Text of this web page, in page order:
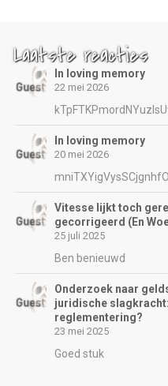
Laatste reacties
In loving memory
22 mei 2026
In loving memory
20 mei 2026
Vitesse lijkt toch
gecorrigeerd (En
25 juli 2025
Ben benieuwd
Onderzoek naar
juridische
reglementering?
23 mei 2025
Goed stuk